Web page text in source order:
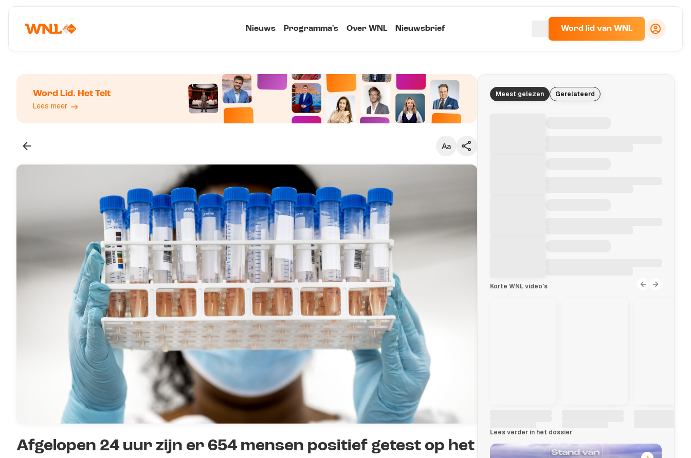
Nieuws Programma's Over WNL Nieuwsbrief Word lid van WNL
Word Lid. Het Telt
Lees meer
Afgelopen 24 uur zijn er 654 mensen positief getest op het
Meest gelezen Gerelateerd
Korte WNL video's
Lees verder in het dossier